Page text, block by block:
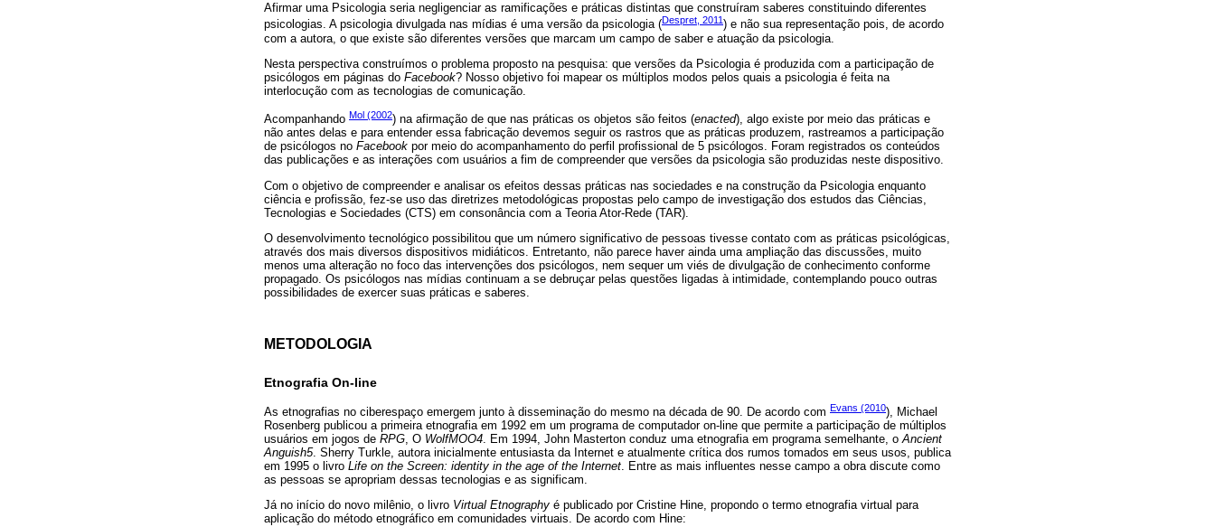
Afirmar uma Psicologia seria negligenciar as ramificações e práticas distintas que construíram saberes constituindo diferentes
psicologias. A psicologia divulgada nas mídias é uma versão da psicologia (Despret, 2011 ) e não sua representação pois, de acordo
com a autora, o que existe são diferentes versões que marcam um campo de saber e atuação da psicologia.
Nesta perspectiva construímos o problema proposto na pesquisa: que versões da Psicologia é produzida com a participação de
psicólogos em páginas do Facebook? Nosso objetivo foi mapear os múltiplos modos pelos quais a psicologia é feita na
interlocução com as tecnologias de comunicação.
Acompanhando Mol (2002) na afirmação de que nas práticas os objetos são feitos (enacted), algo existe por meio das práticas e
não antes delas e para entender essa fabricação devemos seguir os rastros que as práticas produzem, rastreamos a participação
de psicólogos no Facebook por meio do acompanhamento do perfil profissional de 5 psicólogos. Foram registrados os conteúdos
das publicações e as interações com usuários a fim de compreender que versões da psicologia são produzidas neste dispositivo.
Com o objetivo de compreender e analisar os efeitos dessas práticas nas sociedades e na construção da Psicologia enquanto
ciência e profissão, fez-se uso das diretrizes metodológicas propostas pelo campo de investigação dos estudos das Ciências,
Tecnologias e Sociedades (CTS) em consonância com a Teoria Ator-Rede (TAR).
O desenvolvimento tecnológico possibilitou que um número significativo de pessoas tivesse contato com as práticas psicológicas,
através dos mais diversos dispositivos midiáticos. Entretanto, não parece haver ainda uma ampliação das discussões, muito
menos uma alteração no foco das intervenções dos psicólogos, nem sequer um viés de divulgação de conhecimento conforme
propagado. Os psicólogos nas mídias continuam a se debruçar pelas questões ligadas à intimidade, contemplando pouco outras
possibilidades de exercer suas práticas e saberes.
METODOLOGIA
Etnografia On-line
As etnografias no ciberespaço emergem junto à disseminação do mesmo na década de 90. De acordo com Evans (2010), Michael
Rosenberg publicou a primeira etnografia em 1992 em um programa de computador on-line que permite a participação de múltiplos
usuários em jogos de RPG, O WolfMOO4. Em 1994, John Masterton conduz uma etnografia em programa semelhante, oAncient
Anguish5. Sherry Turkle, autora inicialmente entusiasta da Internet e atualmente crítica dos rumos tomados em seus usos, publica
em 1995 o livro Life on the Screen: identity in the age of the Internet. Entre as mais influentes nesse campo a obra discute como
as pessoas se apropriam dessas tecnologias e as significam.
Já no início do novo milênio, o livro Virtual Etnography é publicado por Cristine Hine, propondo o termo etnografia virtual para
aplicação do método etnográfico em comunidades virtuais. De acordo com Hine: